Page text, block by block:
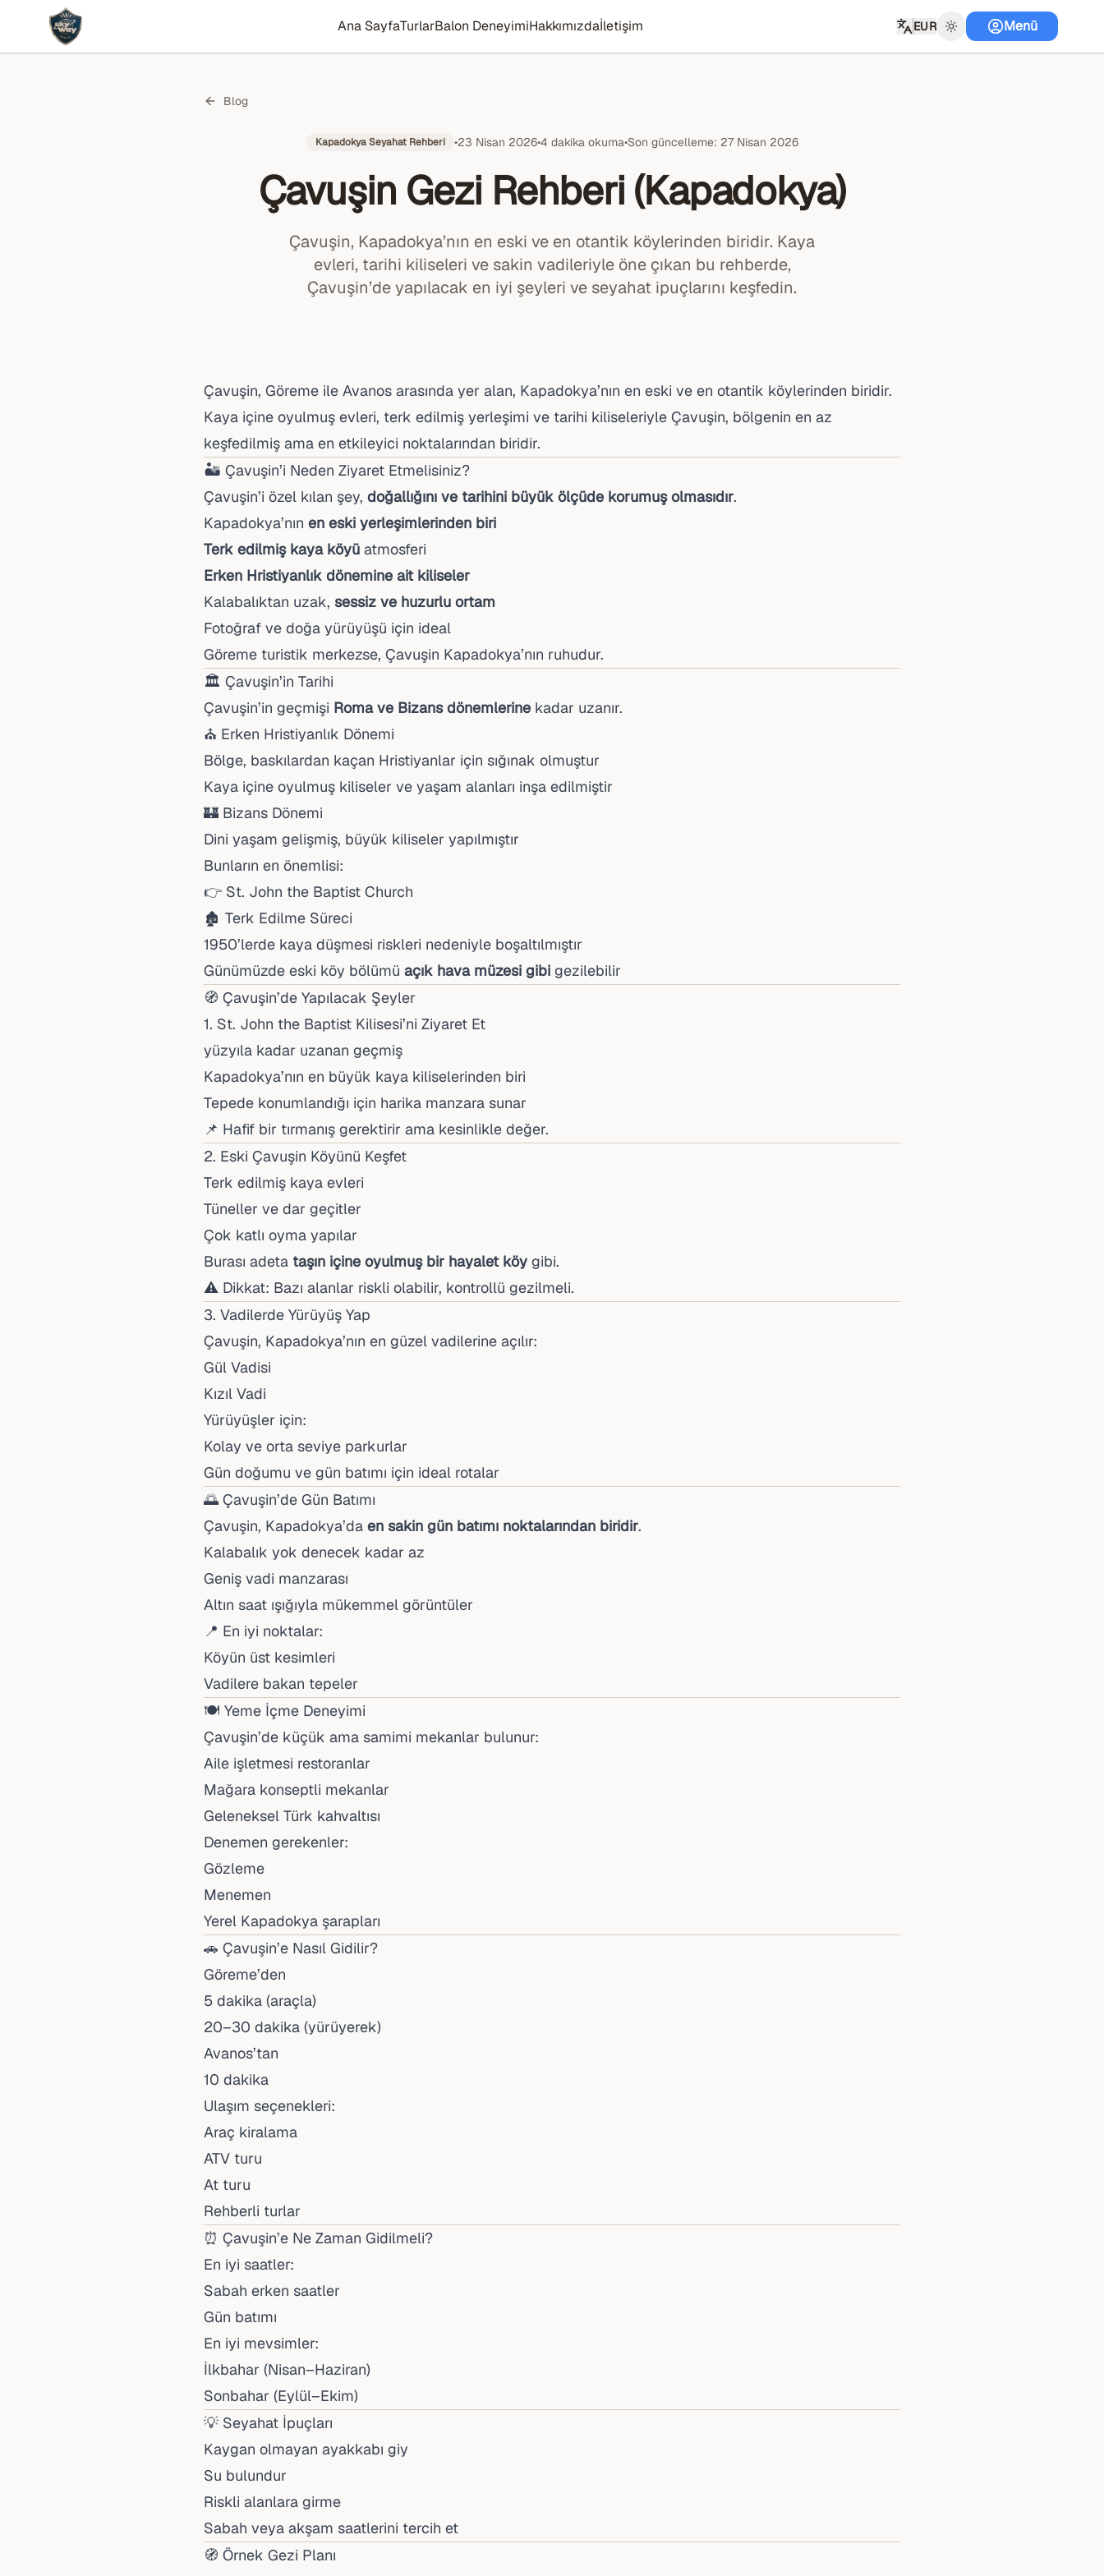
Ana SayfaTurlarBalon DeneyimiHakkımızdaİletişim EUR Menü
Blog
Kapadokya Seyahat Rehberi •23 Nisan 2026•4 dakika okuma•Son güncelleme: 27 Nisan 2026
Çavuşin Gezi Rehberi (Kapadokya)
Çavuşin, Kapadokya’nın en eski ve en otantik köylerinden biridir. Kaya
evleri, tarihi kiliseleri ve sakin vadileriyle öne çıkan bu rehberde,
Çavuşin’de yapılacak en iyi şeyleri ve seyahat ipuçlarını keşfedin.
Çavuşin, Göreme ile Avanos arasında yer alan, Kapadokya’nın en eski ve en otantik köylerinden biridir.
Kaya içine oyulmuş evleri, terk edilmiş yerleşimi ve tarihi kiliseleriyle Çavuşin, bölgenin en az
keşfedilmiş ama en etkileyici noktalarından biridir.
🏜️ Çavuşin’i Neden Ziyaret Etmelisiniz?
Çavuşin’i özel kılan şey, doğallığını ve tarihini büyük ölçüde korumuş olmasıdır.
Kapadokya’nın en eski yerleşimlerinden biri
Terk edilmiş kaya köyü atmosferi
Erken Hristiyanlık dönemine ait kiliseler
Kalabalıktan uzak, sessiz ve huzurlu ortam
Fotoğraf ve doğa yürüyüşü için ideal
Göreme turistik merkezse, Çavuşin Kapadokya’nın ruhudur.
🏛️ Çavuşin’in Tarihi
Çavuşin’in geçmişi Roma ve Bizans dönemlerine kadar uzanır.
⛪ Erken Hristiyanlık Dönemi
Bölge, baskılardan kaçan Hristiyanlar için sığınak olmuştur
Kaya içine oyulmuş kiliseler ve yaşam alanları inşa edilmiştir
🏰 Bizans Dönemi
Dini yaşam gelişmiş, büyük kiliseler yapılmıştır
Bunların en önemlisi:
👉 St. John the Baptist Church
🏚️ Terk Edilme Süreci
1950’lerde kaya düşmesi riskleri nedeniyle boşaltılmıştır
Günümüzde eski köy bölümü açık hava müzesi gibi gezilebilir
🧭 Çavuşin’de Yapılacak Şeyler
1. St. John the Baptist Kilisesi’ni Ziyaret Et
yüzyıla kadar uzanan geçmiş
Kapadokya’nın en büyük kaya kiliselerinden biri
Tepede konumlandığı için harika manzara sunar
📌 Hafif bir tırmanış gerektirir ama kesinlikle değer.
2. Eski Çavuşin Köyünü Keşfet
Terk edilmiş kaya evleri
Tüneller ve dar geçitler
Çok katlı oyma yapılar
Burası adeta taşın içine oyulmuş bir hayalet köy gibi.
⚠️ Dikkat: Bazı alanlar riskli olabilir, kontrollü gezilmeli.
3. Vadilerde Yürüyüş Yap
Çavuşin, Kapadokya’nın en güzel vadilerine açılır:
Gül Vadisi
Kızıl Vadi
Yürüyüşler için:
Kolay ve orta seviye parkurlar
Gün doğumu ve gün batımı için ideal rotalar
🌅 Çavuşin’de Gün Batımı
Çavuşin, Kapadokya’da en sakin gün batımı noktalarından biridir.
Kalabalık yok denecek kadar az
Geniş vadi manzarası
Altın saat ışığıyla mükemmel görüntüler
📍 En iyi noktalar:
Köyün üst kesimleri
Vadilere bakan tepeler
🍽️ Yeme İçme Deneyimi
Çavuşin’de küçük ama samimi mekanlar bulunur:
Aile işletmesi restoranlar
Mağara konseptli mekanlar
Geleneksel Türk kahvaltısı
Denemen gerekenler:
Gözleme
Menemen
Yerel Kapadokya şarapları
🚗 Çavuşin’e Nasıl Gidilir?
Göreme’den
5 dakika (araçla)
20–30 dakika (yürüyerek)
Avanos’tan
10 dakika
Ulaşım seçenekleri:
Araç kiralama
ATV turu
At turu
Rehberli turlar
⏰ Çavuşin’e Ne Zaman Gidilmeli?
En iyi saatler:
Sabah erken saatler
Gün batımı
En iyi mevsimler:
İlkbahar (Nisan–Haziran)
Sonbahar (Eylül–Ekim)
💡 Seyahat İpuçları
Kaygan olmayan ayakkabı giy
Su bulundur
Riskli alanlara girme
Sabah veya akşam saatlerini tercih et
🧭 Örnek Gezi Planı